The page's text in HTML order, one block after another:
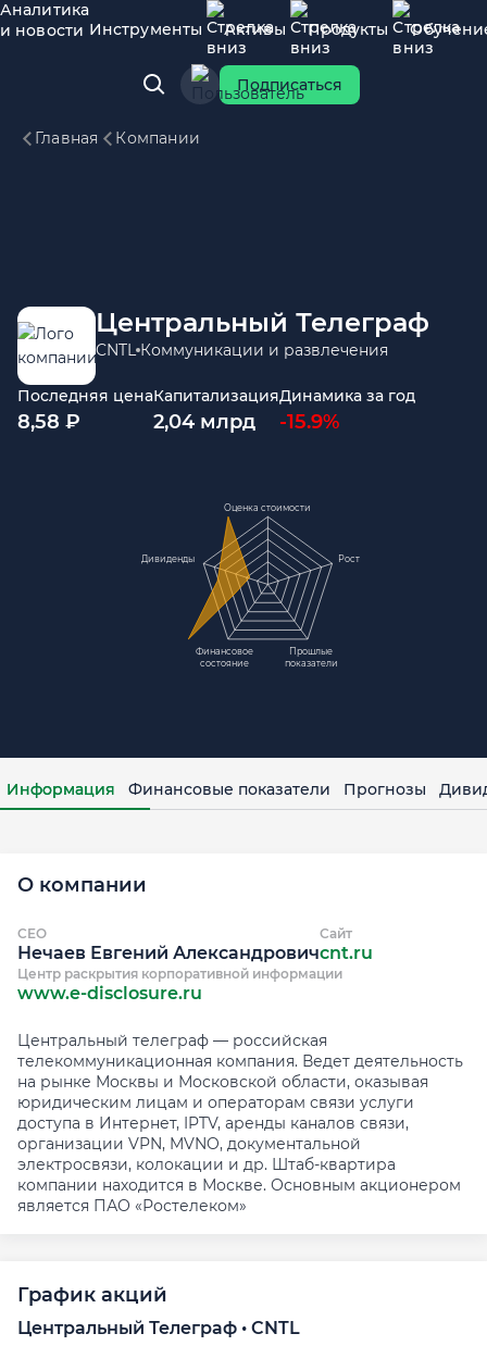
Аналитика
и новости Инструменты Активы Продукты
Подписаться
Главная Компании
Центральный Телеграф
CNTL Коммуникации и развлечения
Последняя цена
8,58 ₽
Капитализация
2,04 млрд
Динамика за год
-15.9%
Оценка стоимости
Рост
Прошлые
показатели
Финансовое
состояние
Дивиденды
Информация Финансовые показатели Прогнозы
О компании
CEO
Нечаев Евгений Александрович
Сайт
cnt.ru
Центр раскрытия корпоративной информации
www.e-disclosure.ru
Центральный телеграф — российская
телекоммуникационная компания. Ведет деятельность
на рынке Москвы и Московской области, оказывая
юридическим лицам и операторам связи услуги
доступа в Интернет, IPTV, аренды каналов связи,
организации VPN, MVNO, документальной
электросвязи, колокации и др. Штаб-квартира
компании находится в Москве. Основным акционером
является ПАО «Ростелеком»
График акций
Центральный Телеграф • CNTL